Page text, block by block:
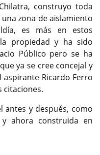
construyo toda
zona de aislamiento
es más en estos
propiedad y ha sido
Público pero se ha
ya se cree concejal y
Ricardo Ferro
citaciones.
antes y después, como
ahora construida en